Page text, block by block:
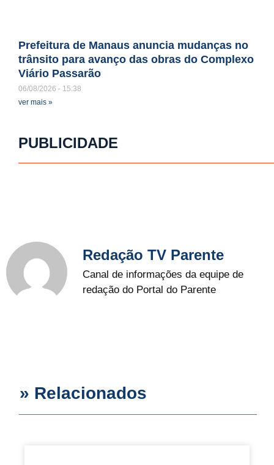
Prefeitura de Manaus anuncia mudanças no
trânsito para avanço das obras do Complexo
Viário Passarão
06/08/2026
15:38
ver mais »
PUBLICIDADE
Redação TV Parente
Canal de informações da equipe de
redação do Portal do Parente
» Relacionados